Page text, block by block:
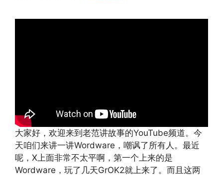
大家好，欢迎来到老范讲故事的YouTube频道。今
天咱们来讲一讲Wordware，嘲讽了所有人。最近
呢，X上面非常不太平啊，第一个上来的是
Wordware，玩了几天GrOK2就上来了。而且这两